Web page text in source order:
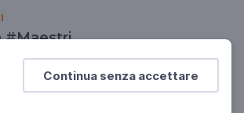
Continua senza accettare
#Maestri
SCUOLA SECONDARIA 2°